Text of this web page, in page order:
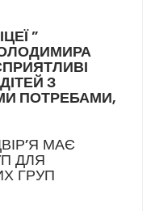
”
З
ПОТРЕБАМИ,
МАЄ
ДЛЯ
ГРУП